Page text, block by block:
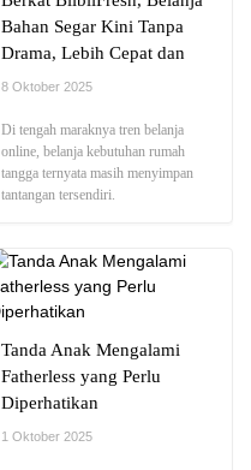
Bahan Segar Kini Tanpa
Drama, Lebih Cepat dan
Praktis
8 Oktober 2025
Di tengah maraknya tren belanja
online, belanja kebutuhan rumah
tangga ternyata masih menyimpan
tantangan tersendiri.
Tanda Anak Mengalami
Fatherless yang Perlu
Diperhatikan
1 Oktober 2025